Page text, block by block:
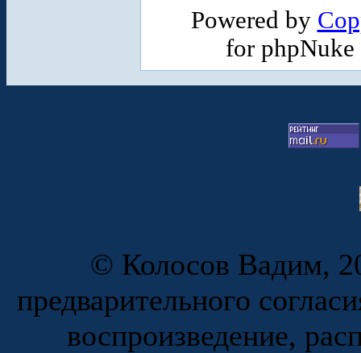
Powered by
for
© Колосов Вадим,
предварительного
воспроизведение,